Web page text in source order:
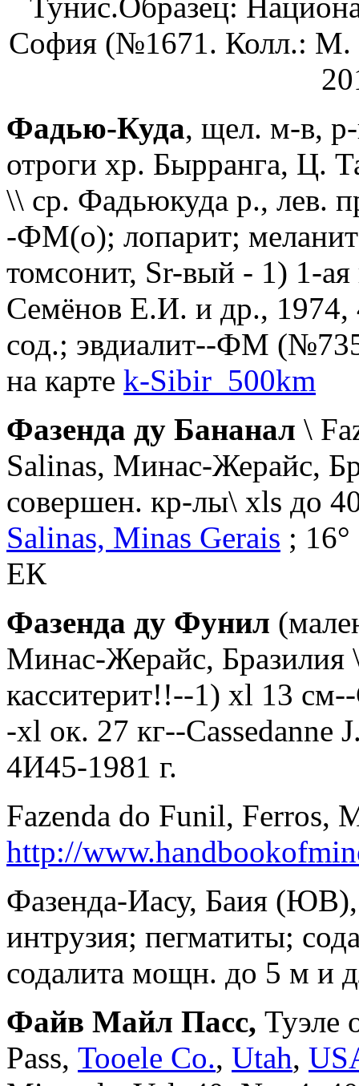
София (№1671. Колл.: М.
Фадью-Куда, щел. м-в,
отроги хр. Бырранга, Ц.
\\ ср. Фадьюкуда р., лев.
-ФМ(о); лопарит;
томсонит, Sr-вый - 1) 1-
Семёнов Е.И. и др.,
сод.; эвдиалит--ФМ
на карте k-Sibir_500km
Фазенда ду Бананал \
Salinas, Минас-Жерайс,
совершен. кр-лы\ xls до
Salinas, Minas Gerais ;
ЕК
Фазенда ду Фунил
Минас-Жерайс,
касситерит!!--1) xl 13
-xl ок. 27 кг--
4И45-1981 г.
Fazenda do Funil, Ferros,
http://
Фазенда-Иасу, Баия
интрузия; пегматиты;
содалита мощн. до 5 м и
Файв Майл Пасс, Туэле
Pass, Tooele Co., Utah,